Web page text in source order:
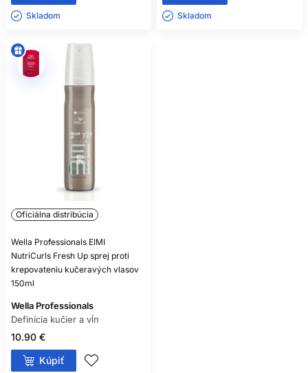
Skladom ㅤ Skladom ㅤ
Oficiálna distribúcia
Wella Professionals EIMI
NutriCurls Fresh Up sprej proti
krepovateniu kučeravých vlasov
150ml
Wella Professionals
Definícia kučier a vĺn
10.90 €
Kúpiť